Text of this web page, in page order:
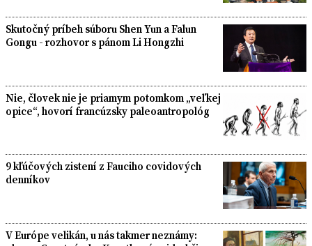
Skutočný príbeh súboru Shen Yun a Falun
Gongu - rozhovor s pánom Li Hongzhi
Nie, človek nie je priamym potomkom „veľkej
opice“, hovorí francúzsky paleoantropológ
9 kľúčových zistení z Fauciho covidových
denníkov
V Európe velikán, u nás takmer neznámy: